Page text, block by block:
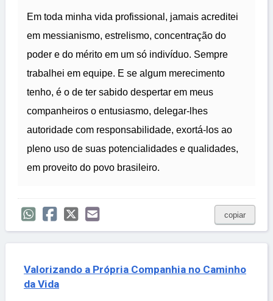
Em toda minha vida profissional, jamais acreditei
em messianismo, estrelismo, concentração do
poder e do mérito em um só indivíduo. Sempre
trabalhei em equipe. E se algum merecimento
tenho, é o de ter sabido despertar em meus
companheiros o entusiasmo, delegar-lhes
autoridade com responsabilidade, exortá-los ao
pleno uso de suas potencialidades e qualidades,
em proveito do povo brasileiro.
copiar
Valorizando a Própria Companhia no Caminho
da Vida